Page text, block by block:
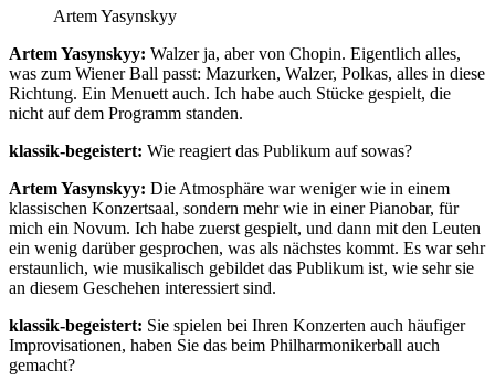
Artem Yasynskyy
Artem Yasynskyy: Walzer ja, aber von Chopin. Eigentlich alles,
was zum Wiener Ball passt: Mazurken, Walzer, Polkas, alles in diese
Richtung. Ein Menuett auch. Ich habe auch Stücke gespielt, die
nicht auf dem Programm standen.
klassik-begeistert: Wie reagiert das Publikum auf sowas?
Artem Yasynskyy: Die Atmosphäre war weniger wie in einem
klassischen Konzertsaal, sondern mehr wie in einer Pianobar, für
mich ein Novum. Ich habe zuerst gespielt, und dann mit den Leuten
ein wenig darüber gesprochen, was als nächstes kommt. Es war sehr
erstaunlich, wie musikalisch gebildet das Publikum ist, wie sehr sie
an diesem Geschehen interessiert sind.
klassik-begeistert: Sie spielen bei Ihren Konzerten auch häufiger
Improvisationen, haben Sie das beim Philharmonikerball auch
gemacht?